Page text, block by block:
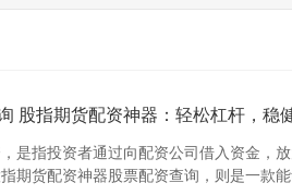
股指期货配资神器：轻松杠杆，稳
是指投资者通过向配资公司借入资金，
期货配资神器股票配资查询，则是一款